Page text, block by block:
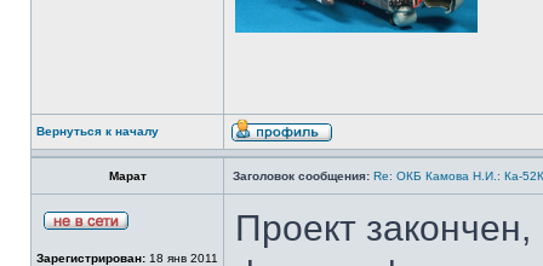
Вернуться к началу
Марат Заголовок сообщения: Re: ОКБ Камова Н.И.: Ка-
Зарегистрирован: 18 янв 2011
Проект